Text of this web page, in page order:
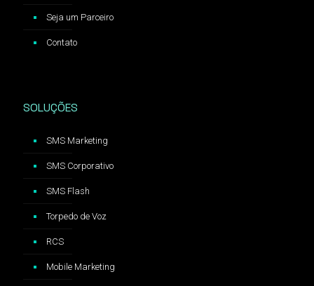
Seja um Parceiro
Contato
SOLUÇÕES
SMS Marketing
SMS Corporativo
SMS Flash
Torpedo de Voz
RCS
Mobile Marketing